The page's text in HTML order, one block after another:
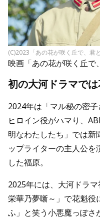
(C)2023「あの花が咲く丘で、君
映画「あの花が咲く丘で
初の大河ドラマで
2024年は「マル秘の密
ヒロイン役がハマり、
明なわたしたち」では新
ップライターの主人公
した福原。
2025年には、大河ドラ
栄華乃夢噺～」で花魁役
ふ」と笑う小悪魔っぽさ